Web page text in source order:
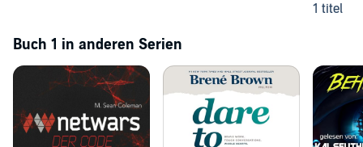
1 titel
Buch 1 in anderen Serien